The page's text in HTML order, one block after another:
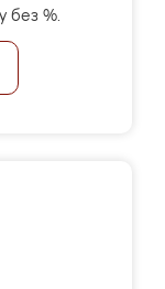
без %.